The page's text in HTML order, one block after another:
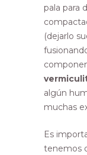
pala para
(dejarlo
algún
muchas
Es
tenemos